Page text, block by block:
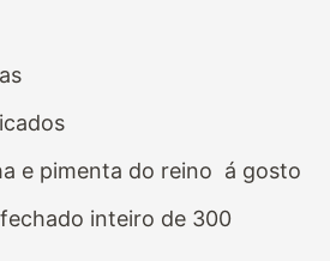
e pimenta do reino á gosto
inteiro de 300